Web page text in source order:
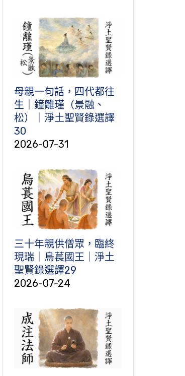
母親一句話，四代都往
生｜鐘離瑾（景融、
松）｜淨土聖賢錄選譯
30
2026-07-31
三十年親供僧眾，臨終
現瑞｜烏萇國王｜淨土
聖賢錄選譯29
2026-07-24